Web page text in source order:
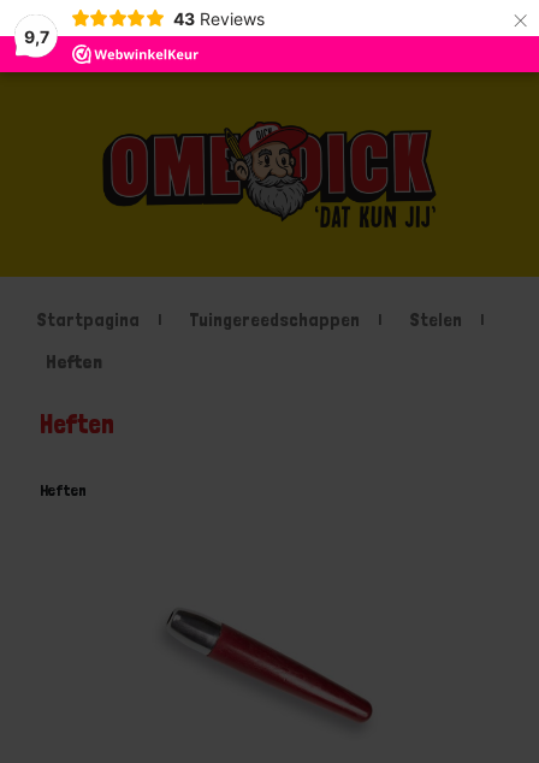
9,7
43 Reviews ×
Startpagina Tuingereedschappen
Stelen
Heften
Heften
Heften